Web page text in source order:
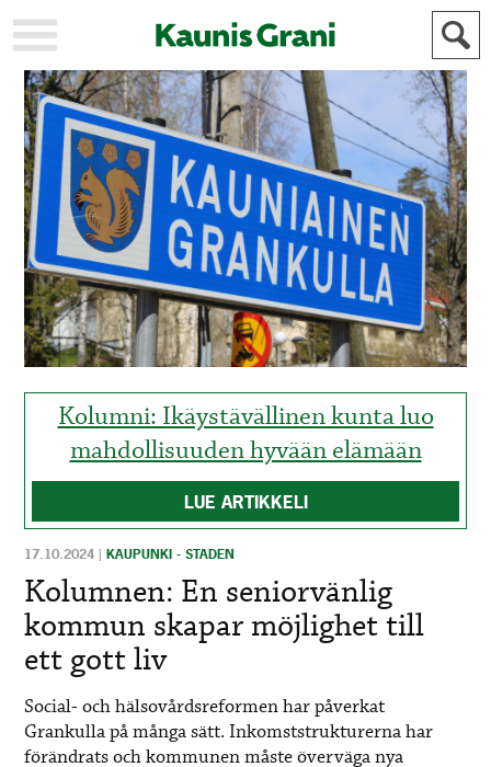
KAUPUNKI
STADEN
AJANKOHTAISTA
AKTUELLT
URHEILU
IDROTT
KULTTUURI
KULTUR
HISTORIA
HISTORIA
YLEINEN
ALLMÄN
MAINOSTAJILLE
FÖR
ANNONSÖRER
Kolumni: Ikäystävällinen kunta luo
mahdollisuuden hyvään elämään
LUE ARTIKKELI
17.10.2024 |KAUPUNKI - STADEN
Kolumnen: En seniorvänlig
kommun skapar möjlighet till
ett gott liv
Social- och hälsovårdsreformen har påverkat
Grankulla på många sätt. Inkomststrukturerna har
förändrats och kommunen måste överväga nya